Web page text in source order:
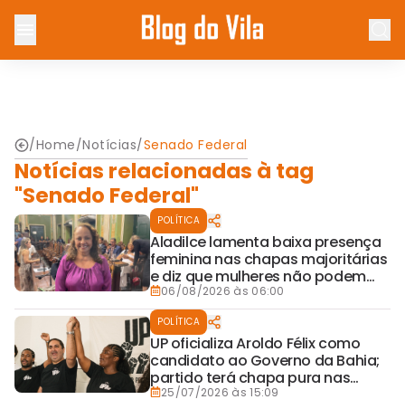
/Home/Notícias/Senado Federal
Notícias relacionadas à tag
"Senado Federal"
POLÍTICA
Aladilce lamenta baixa presença
feminina nas chapas majoritárias
e diz que mulheres não podem
ficar fora dos espaços de poder
06/08/2026 às 06:00
POLÍTICA
UP oficializa Aroldo Félix como
candidato ao Governo da Bahia;
partido terá chapa pura nas
eleições
25/07/2026 às 15:09